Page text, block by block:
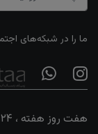
ما را در شبکه‌های
هفت روز هفته ، ۲۴ ساعت شبانه‌روز پاسخگوی شما هستیم